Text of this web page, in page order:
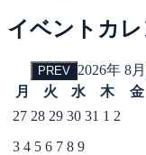
イベントカ
PREV 2026年 8月
月 火 水 木 金
27 28 29 30 31 1 2
3 4 5 6 7 8 9